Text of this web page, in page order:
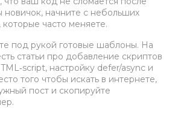
новичок, начните с небольших
часто меняете.
под рукой готовые шаблоны. На
статьи про добавление скриптов
настройку defer/async и
того чтобы искать в интернете,
пост и скопируйте